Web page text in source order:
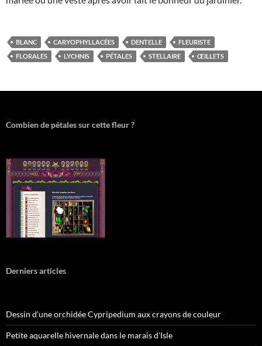
BLANC CARYOPHYLLACÉES DENTELLE
FLEURISTE
FLORALES
LYCHNIS PÉTALES STELLAIRE ŒILLETS
Combien de pétales sur cette fleur ?
Derniers articles
Dessin d’une orchidée Cypripedium aux crayons de couleur
Petite aquarelle hivernale dans le marais d’Isle